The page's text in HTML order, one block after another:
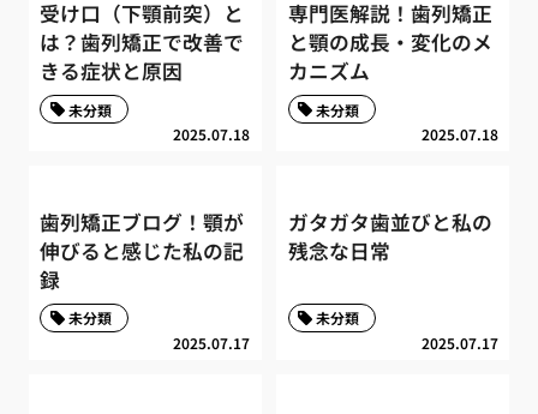
受け口（下顎前突）と
は？歯列矯正で改善で
きる症状と原因
2025.07.18
未分類
専門医解説！歯列矯正
と顎の成長・変化のメ
カニズム
2025.07.18
未分類
歯列矯正ブログ！顎が
伸びると感じた私の記
録
2025.07.17
未分類
ガタガタ歯並びと私の
残念な日常
2025.07.17
未分類